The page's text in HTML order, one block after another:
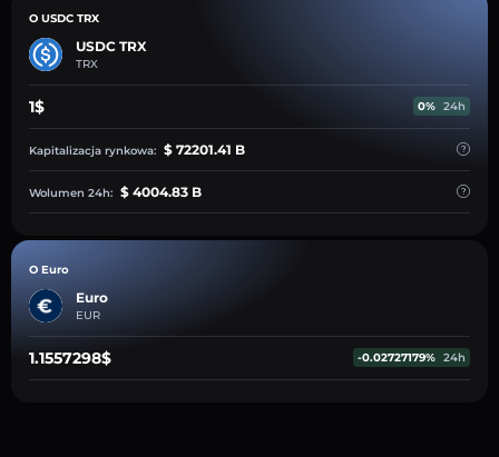
O USDC TRX
USDC TRX
TRX
1$ 0% 24h
Kapitalizacja rynkowa: $ 72201.41 B
Wolumen 24h: $ 4004.83 B
O Euro
Euro
EUR
1.1557298$ -0.02727179% 24h